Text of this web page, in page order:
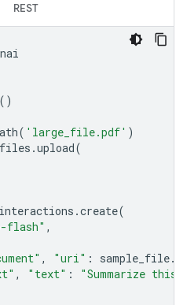
REST
()
( 'large_file.pdf' )
files .upload(
interactions .create(
flash" ,
, "uri" : sample_file.
, "text" :
"Summarize this